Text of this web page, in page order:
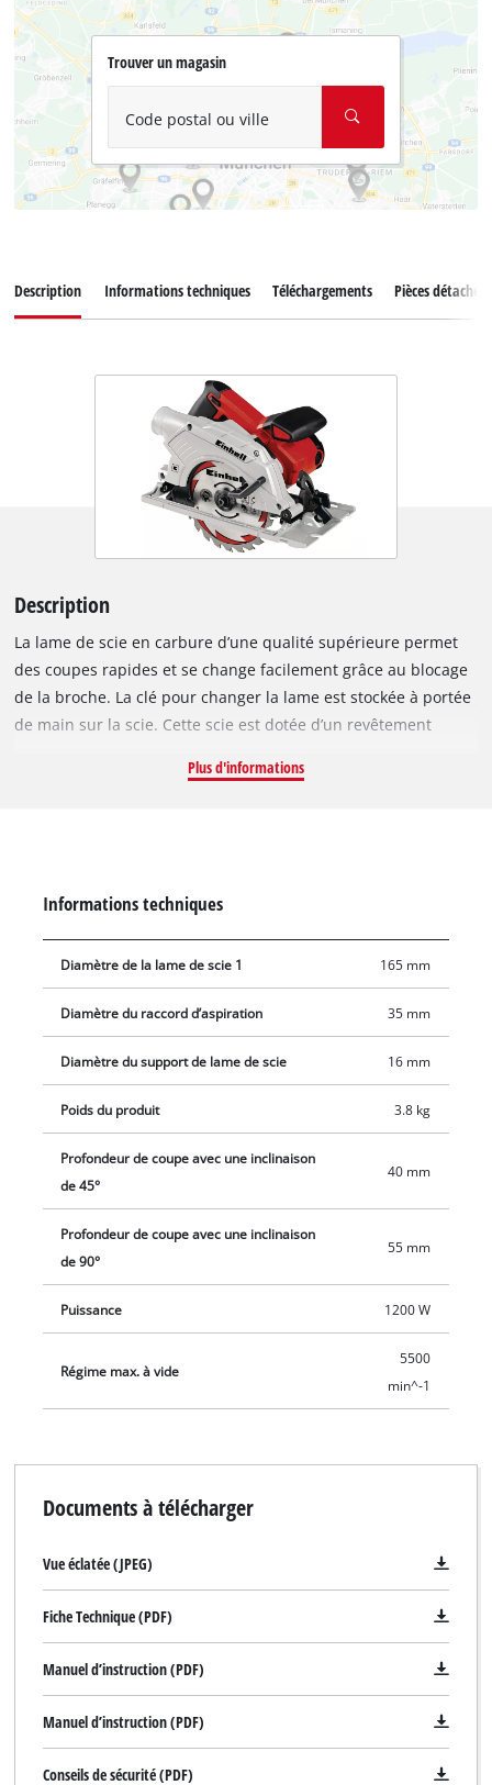
Trouver un magasin
Code postal ou ville
Description Informations techniques Téléchargements Pièces détachées
Description
La lame de scie en carbure d’une qualité supérieure permet
des coupes rapides et se change facilement grâce au blocage
de la broche. La clé pour changer la lame est stockée à portée
de main sur la scie. Cette scie est dotée d’un revêtement
Des coupes précises sont assurées par la butée parallèle. Un
Plus d'informations
Informations techniques
Diamètre de la lame de scie 1 165 mm
Diamètre du raccord d’aspiration 35 mm
Diamètre du support de lame de scie 16 mm
Poids du produit 3.8 kg
Profondeur de coupe avec une inclinaison
de 45°
40 mm
Profondeur de coupe avec une inclinaison
de 90°
55 mm
Puissance 1200 W
Régime max. à vide
5500
min^-1
Documents à télécharger
Vue éclatée (JPEG)
Fiche Technique (PDF)
Manuel d’instruction (PDF)
Manuel d’instruction (PDF)
Conseils de sécurité (PDF)